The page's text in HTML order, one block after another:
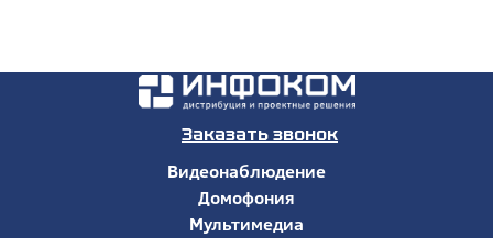
Заказать звонок
Видеонаблюдение
Домофония
Мультимедиа